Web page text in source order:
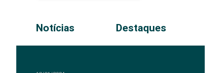
Notícias Destaques